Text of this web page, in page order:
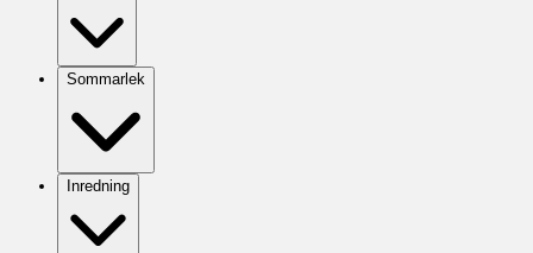
Sommarlek
Inredning